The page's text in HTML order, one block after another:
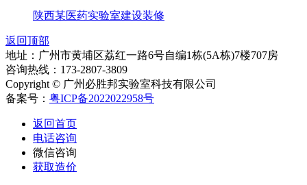
陕西某医药实验室建设装修
返回顶部
地址：广州市黄埔区荔红一路6号自编1栋(5A栋)7楼707房
咨询热线：173-2807-3809
Copyright © 广州必胜邦实验室科技有限公司
备案号： 粤ICP备2022022958号
返回首页
电话咨询
微信咨询
获取造价